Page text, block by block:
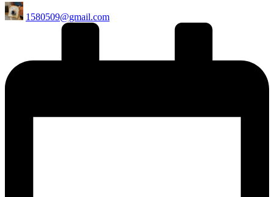
Posted
by
1580509@gmail.com